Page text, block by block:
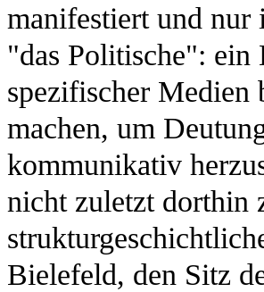
manifestiert und
"das Politische": ein
spezifischer Medien
machen, um
kommunikativ
nicht zuletzt dorthin
Bielefeld, den Sitz